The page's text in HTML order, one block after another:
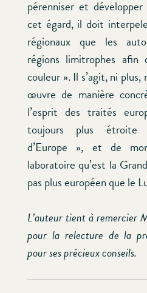
pérenniser et
cet égard, il doit
régionaux que les
régions limitrophes afin
couleur ». Il s’agit, ni
œuvre de manière
l’esprit des traités
toujours plus étroite
d’Europe », et de
laboratoire qu’est la
pas plus européen que le
L’auteur tient à remercier
pour la relecture de la
pour ses précieux conseils.